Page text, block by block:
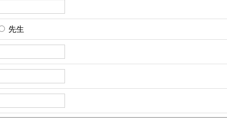
先生